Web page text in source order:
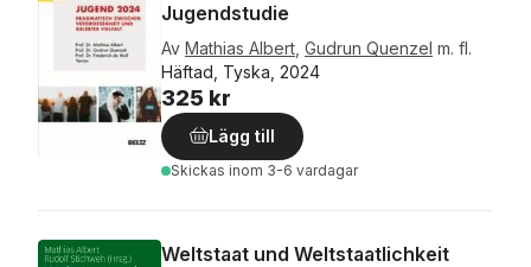
Jugendstudie
Av Mathias Albert Gudrun Quenzel m. fl.
Häftad, Tyska, 2024
325 kr
Lägg till
Skickas inom 3-6 vardagar
Weltstaat und Weltstaatlichkeit